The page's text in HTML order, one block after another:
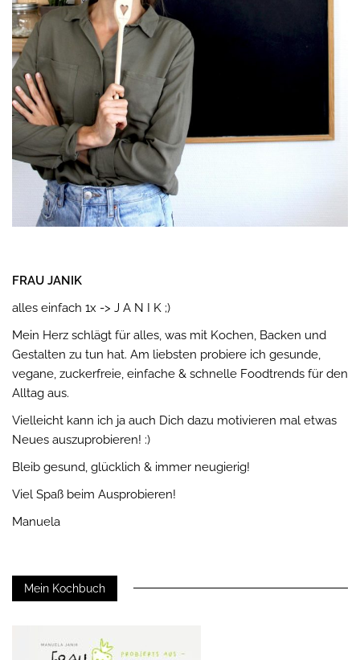
FRAU JANIK
alles einfach 1x -> J A N I K ;)
Mein Herz schlägt für alles, was mit Kochen, Backen und
Gestalten zu tun hat. Am liebsten probiere ich gesunde,
vegane, zuckerfreie, einfache & schnelle Foodtrends für den
Alltag aus.
Vielleicht kann ich ja auch Dich dazu motivieren mal etwas
Neues auszuprobieren! :)
Bleib gesund, glücklich & immer neugierig!
Viel Spaß beim Ausprobieren!
Manuela
Mein Kochbuch